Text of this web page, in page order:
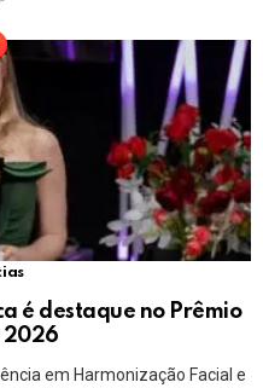
é destaque no Prêmio
2026
em Harmonização Facial e